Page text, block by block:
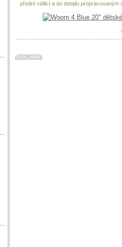
přední vidlicí a do detailu propracovaným